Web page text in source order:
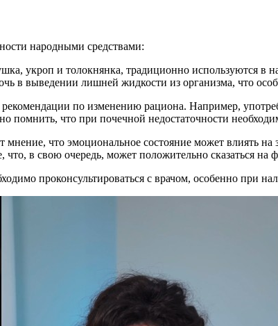
народными средствами:
укроп и толокнянка, традиционно используются
в выведении лишней жидкости из организма, что
по изменению рациона. Например,
что при почечной недостаточности
что эмоциональное состояние может влиять
что, в свою очередь, может положительно сказаться на
проконсультироваться с врачом, особенно при